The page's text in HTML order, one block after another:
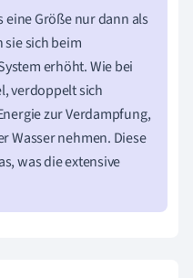
eine Größe nur dann als
sie sich beim
erhöht. Wie bei
verdoppelt sich
zur Verdampfung,
Wasser nehmen. Diese
was die extensive